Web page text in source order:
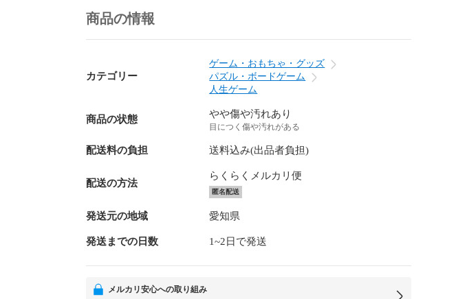
商品の情報
カテゴリー
ゲーム・おもちゃ・グッズ
パズル・ボードゲーム
人生ゲーム
商品の状態 やや傷や汚れあり
目につく傷や汚れがある
配送料の負担 送料込み(出品者負担)
配送の方法
らくらくメルカリ便
匿名配送
発送元の地域 愛知県
発送までの日数 1~2日で発送
メルカリ安心への取り組み